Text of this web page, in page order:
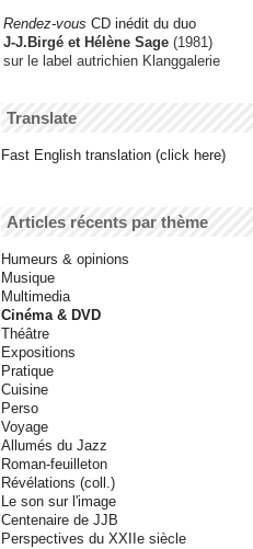
Rendez-vous CD inédit du duo
J-J.Birgé et Hélène Sage (1981)
sur le label autrichien Klanggalerie
Translate
Fast English translation (click here)
Articles récents par thème
Humeurs & opinions
Musique
Multimedia
Cinéma & DVD
Théâtre
Expositions
Pratique
Cuisine
Perso
Voyage
Allumés du Jazz
Roman-feuilleton
Révélations (coll.)
Le son sur l'image
Centenaire de JJB
Perspectives du XXIIe siècle